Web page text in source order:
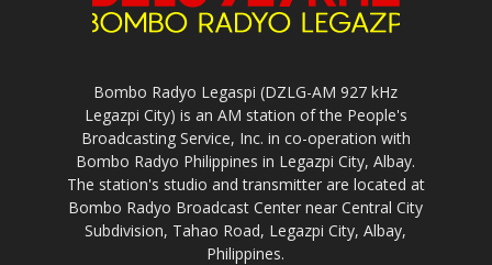
Bombo Radyo Legaspi (DZLG-AM 927 kHz
Legazpi City) is an AM station of the People's
Broadcasting Service, Inc. in co-operation with
Bombo Radyo Philippines in Legazpi City, Albay.
The station's studio and transmitter are located at
Bombo Radyo Broadcast Center near Central City
Subdivision, Tahao Road, Legazpi City, Albay,
Philippines.